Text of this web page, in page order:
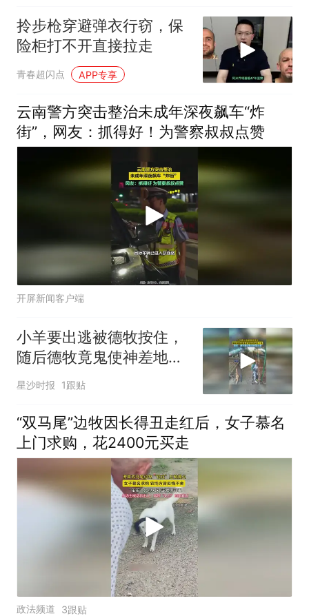
拎步枪穿避弹衣行窃，保
险柜打不开直接拉走
青春超闪点 APP专享
云南警方突击整治未成年深夜飙车“炸
街”，网友：抓得好！为警察叔叔点赞
开屏新闻客户端
小羊要出逃被德牧按住，
随后德牧竟鬼使神差地咬
死了羊，网友：是不是边
星沙时报 1跟贴
“双马尾”边牧因长得丑走红后，女子慕名
上门求购，花2400元买走
政法频道 3跟贴